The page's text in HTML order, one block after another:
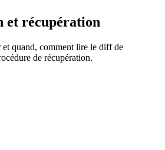
et récupération
quand, comment lire le diff de
de récupération.